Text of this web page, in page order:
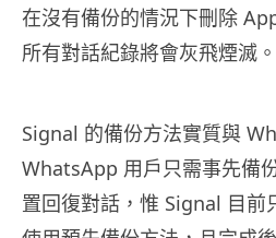
在沒有備份的情況下刪除
所有對話紀錄將會灰飛煙滅。
Signal 的備份方法實質與
WhatsApp 用戶只需事先備
置回復對話，惟 Signal 目